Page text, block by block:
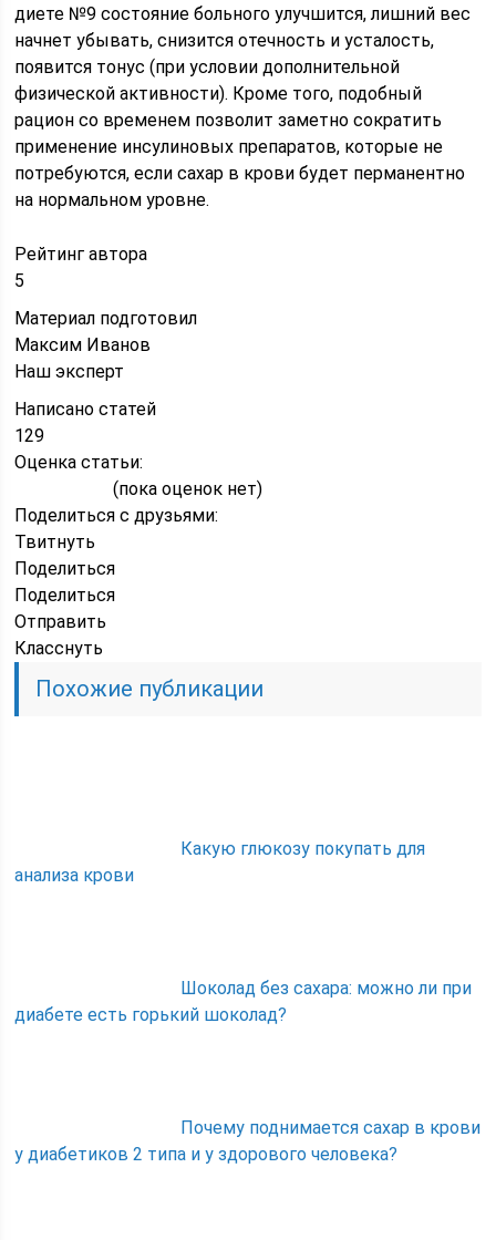
диете №9 состояние больного улучшится, лишний вес
начнет убывать, снизится отечность и усталость,
появится тонус (при условии дополнительной
физической активности). Кроме того, подобный
рацион со временем позволит заметно сократить
применение инсулиновых препаратов, которые не
потребуются, если сахар в крови будет перманентно
на нормальном уровне.
Рейтинг автора
5
Материал подготовил
Максим Иванов
Наш эксперт
Написано статей
129
Оценка статьи:
(пока оценок нет)
Поделиться с друзьями:
Твитнуть
Поделиться
Поделиться
Отправить
Класснуть
Похожие публикации
Какую глюкозу покупать для
анализа крови
Шоколад без сахара: можно ли при
диабете есть горький шоколад?
Почему поднимается сахар в крови
у диабетиков 2 типа и у здорового человека?